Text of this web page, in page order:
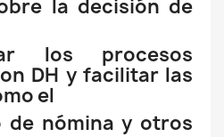
la decisión de
los procesos
DH y facilitar las
el
de nómina y otros